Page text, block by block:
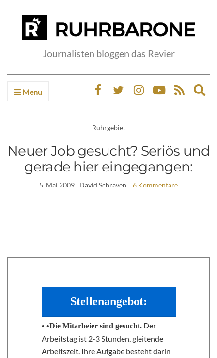
Journalisten bloggen das Revier
Menu
Ruhrgebiet
Neuer Job gesucht? Seriös und
gerade hier eingegangen:
5. Mai 2009 | David Schraven 6 Kommentare
Stellenangebot:
• •Die Mitarbeier sind gesucht. Der
Arbeitstag ist 2-3 Stunden, gleitende
Arbeitszeit. Ihre Aufgabe besteht darin